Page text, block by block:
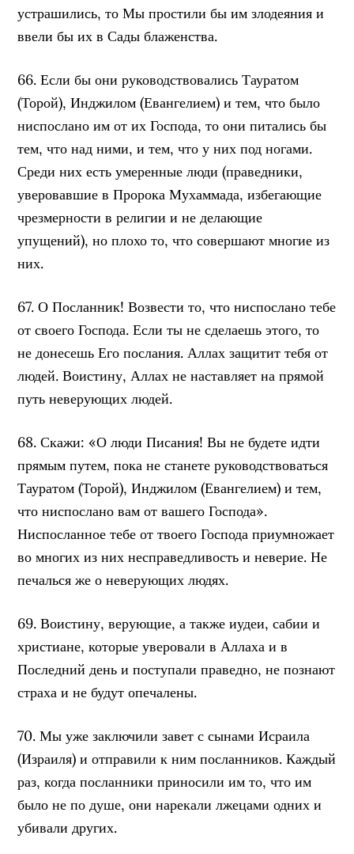
устрашились, то Мы простили бы им злодеяния и
ввели бы их в Сады блаженства.
66. Если бы они руководствовались Тауратом
(Торой), Инджилом (Евангелием) и тем, что было
ниспослано им от их Господа, то они питались бы
тем, что над ними, и тем, что у них под ногами.
Среди них есть умеренные люди (праведники,
уверовавшие в Пророка Мухаммада, избегающие
чрезмерности в религии и не делающие
упущений), но плохо то, что совершают многие из
них.
67. О Посланник! Возвести то, что ниспослано тебе
от своего Господа. Если ты не сделаешь этого, то
не донесешь Его послания. Аллах защитит тебя от
людей. Воистину, Аллах не наставляет на прямой
путь неверующих людей.
68. Скажи: «О люди Писания! Вы не будете идти
прямым путем, пока не станете руководствоваться
Тауратом (Торой), Инджилом (Евангелием) и тем,
что ниспослано вам от вашего Господа».
Ниспосланное тебе от твоего Господа приумножает
во многих из них несправедливость и неверие. Не
печалься же о неверующих людях.
69. Воистину, верующие, а также иудеи, сабии и
христиане, которые уверовали в Аллаха и в
Последний день и поступали праведно, не познают
страха и не будут опечалены.
70. Мы уже заключили завет с сынами Исраила
(Израиля) и отправили к ним посланников. Каждый
раз, когда посланники приносили им то, что им
было не по душе, они нарекали лжецами одних и
убивали других.